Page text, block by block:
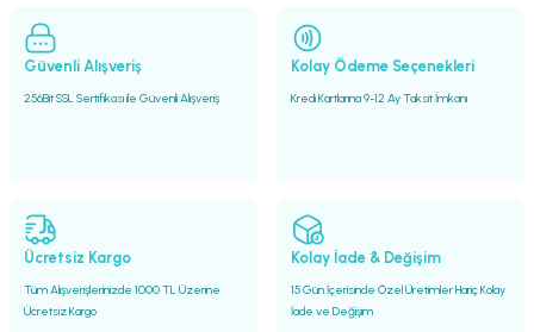
Güvenli Alışveriş
256Bit SSL Sertifikası ile Güvenli Alışveriş
Kolay Ödeme Seçenekleri
Kredi Kartlarına 9-12 Ay Taksit İmkanı
Ücretsiz Kargo
Tüm Alışverişlerinizde 1000 TL Üzerine
Ücretsiz Kargo
Kolay İade & Değişim
15 Gün İçerisinde Özel Üretimler Hariç Kolay
İade ve Değişim